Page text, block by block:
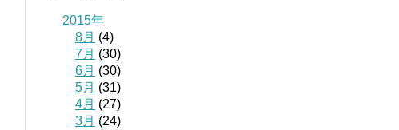
2015年
8月 (4)
7月 (30)
6月 (30)
5月 (31)
4月 (27)
3月 (24)